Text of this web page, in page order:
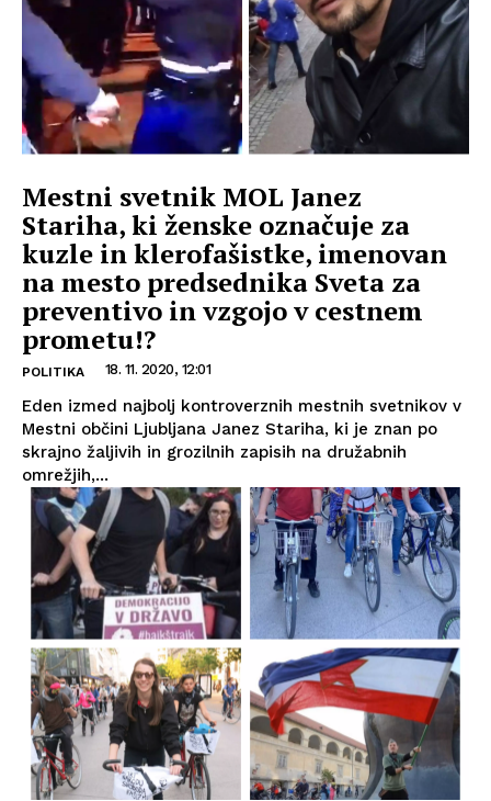
Mestni svetnik MOL Janez
Stariha, ki ženske označuje za
kuzle in klerofašistke, imenovan
na mesto predsednika Sveta za
preventivo in vzgojo v cestnem
prometu!?
POLITIKA 18. 11. 2020, 12:01
Eden izmed najbolj kontroverznih mestnih svetnikov v
Mestni občini Ljubljana Janez Stariha, ki je znan po
skrajno žaljivih in grozilnih zapisih na družabnih
omrežjih,...